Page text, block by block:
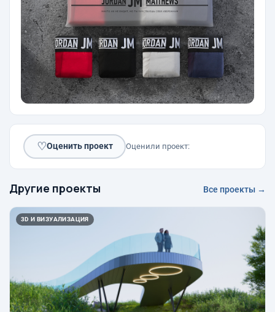
♡Оценить проект Оценили проект:
Другие проекты Все проекты →
3D И ВИЗУАЛИЗАЦИЯ